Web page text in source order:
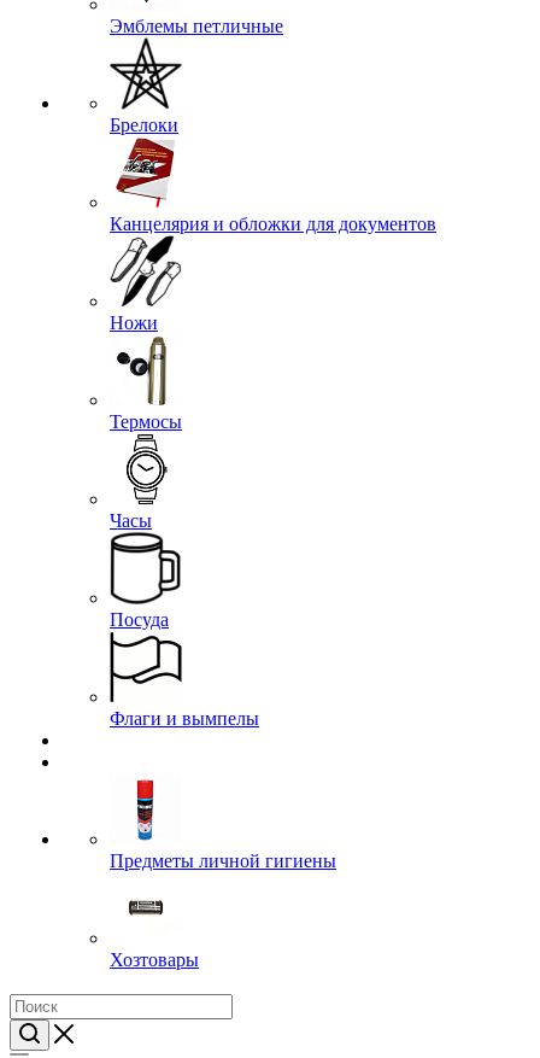
Эмблемы петличные
Брелоки
Канцелярия и обложки для документов
Ножи
Термосы
Часы
Посуда
Флаги и вымпелы
Предметы личной гигиены
Хозтовары